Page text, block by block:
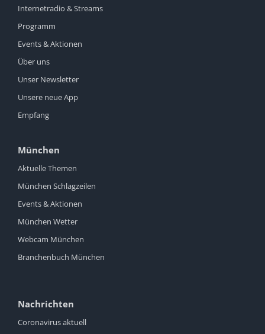
Internetradio & Streams
Programm
Events & Aktionen
Über uns
Unser Newsletter
Unsere neue App
Empfang
München
Aktuelle Themen
München Schlagzeilen
Events & Aktionen
München Wetter
Webcam München
Branchenbuch München
Nachrichten
Coronavirus aktuell